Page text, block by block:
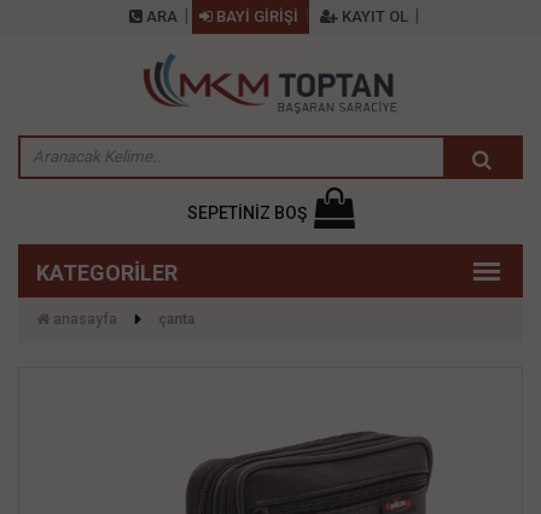
ARA BAYİ GİRİŞİ KAYIT OL
SEPETİNİZ BOŞ
anasayfa çanta